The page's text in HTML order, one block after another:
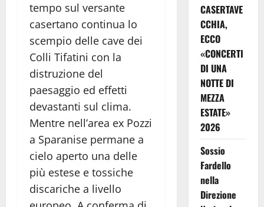
tempo sul versante
casertano continua lo
scempio delle cave dei
Colli Tifatini con la
distruzione del
paesaggio ed effetti
devastanti sul clima.
Mentre nell’area ex Pozzi
a Sparanise permane a
cielo aperto una delle
più estese e tossiche
discariche a livello
CASERTAVE
CCHIA,
ECCO
«CONCERTI
DI UNA
NOTTE DI
MEZZA
ESTATE»
2026
Sossio
Fardello
nella
Direzione